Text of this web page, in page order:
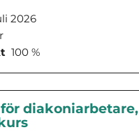
2026
100 %
diakoniarbetare,